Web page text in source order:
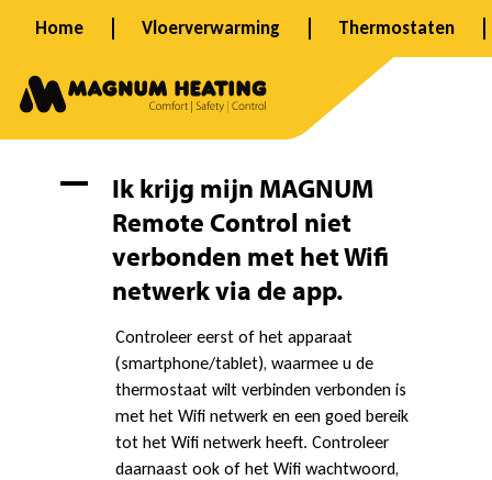
inhoud
Home Vloerverwarming Thermostaten
I
A
Ik krijg mijn MAGNUM
Remote Control niet
verbonden met het Wifi
netwerk via de app.
Controleer eerst of het apparaat
(smartphone/tablet), waarmee u de
thermostaat wilt verbinden verbonden is
met het Wifi netwerk en een goed bereik
tot het Wifi netwerk heeft. Controleer
daarnaast ook of het Wifi wachtwoord,